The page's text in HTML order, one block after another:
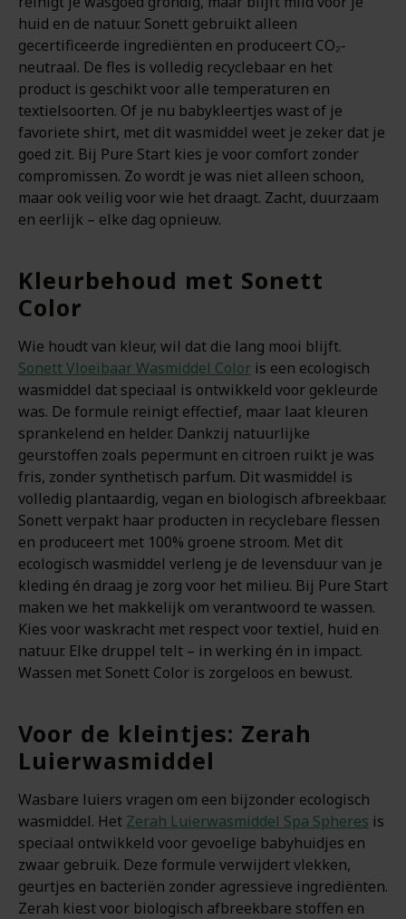
huid en de natuur. Sonett gebruikt alleen
gecertificeerde ingrediënten en produceert CO₂-
neutraal. De fles is volledig recyclebaar en het
product is geschikt voor alle temperaturen en
textielsoorten. Of je nu babykleertjes wast of je
favoriete shirt, met dit wasmiddel weet je zeker dat je
goed zit. Bij Pure Start kies je voor comfort zonder
compromissen. Zo wordt je was niet alleen schoon,
maar ook veilig voor wie het draagt. Zacht, duurzaam
en eerlijk – elke dag opnieuw.
Kleurbehoud met Sonett
Color
Wie houdt van kleur, wil dat die lang mooi blijft.
Sonett Vloeibaar Wasmiddel Color is een ecologisch
wasmiddel dat speciaal is ontwikkeld voor gekleurde
was. De formule reinigt effectief, maar laat kleuren
sprankelend en helder. Dankzij natuurlijke
geurstoffen zoals pepermunt en citroen ruikt je was
fris, zonder synthetisch parfum. Dit wasmiddel is
volledig plantaardig, vegan en biologisch afbreekbaar.
Sonett verpakt haar producten in recyclebare flessen
en produceert met 100% groene stroom. Met dit
ecologisch wasmiddel verleng je de levensduur van je
kleding én draag je zorg voor het milieu. Bij Pure Start
maken we het makkelijk om verantwoord te wassen.
Kies voor waskracht met respect voor textiel, huid en
natuur. Elke druppel telt – in werking én in impact.
Wassen met Sonett Color is zorgeloos en bewust.
Voor de kleintjes: Zerah
Luierwasmiddel
Wasbare luiers vragen om een bijzonder ecologisch
wasmiddel. Het Zerah Luierwasmiddel Spa Spheres is
speciaal ontwikkeld voor gevoelige babyhuidjes en
zwaar gebruik. Deze formule verwijdert vlekken,
geurtjes en bacteriën zonder agressieve ingrediënten.
Zerah kiest voor biologisch afbreekbare stoffen en